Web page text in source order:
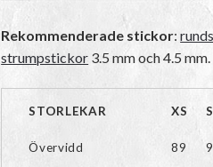
Rekommenderade stickor:
strumpstickor 3.5 mm och 4.5 mm.
STORLEKAR XS S
Övervidd 89